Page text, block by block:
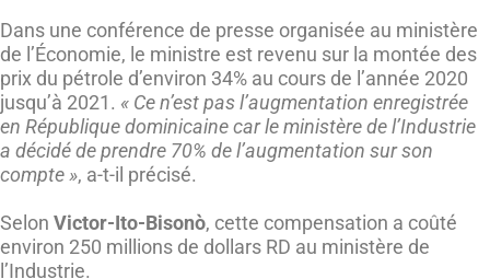
Dans une conférence de presse organisée au ministère
de l’Économie, le ministre est revenu sur la montée des
prix du pétrole d’environ 34% au cours de l’année 2020
jusqu’à 2021. « Ce n’est pas l’augmentation enregistrée
en République dominicaine car le ministère de l’Industrie
a décidé de prendre 70% de l’augmentation sur son
compte », a-t-il précisé.
Selon Victor-Ito-Bisonò, cette compensation a coûté
environ 250 millions de dollars RD au ministère de
l’Industrie.